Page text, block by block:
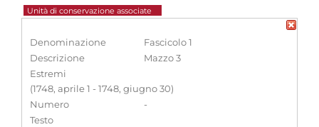
Unità di conservazione associate
Denominazione
Fascicolo 1
Descrizione
Mazzo 3
Estremi
(1748, aprile 1 - 1748, giugno 30)
Numero
-
Testo